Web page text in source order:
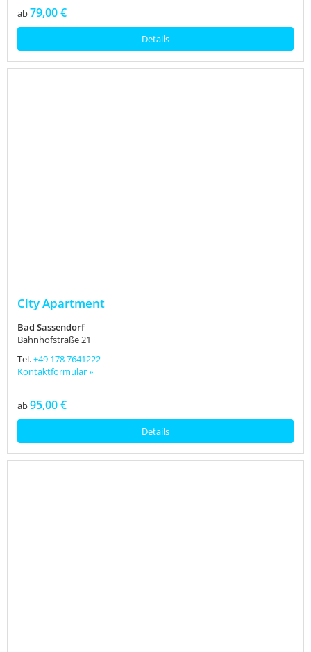
ab79,00 €
Details
City Apartment
Bad Sassendorf
Bahnhofstraße 21
Tel.+49 178 7641222
Kontaktformular »
ab95,00 €
Details